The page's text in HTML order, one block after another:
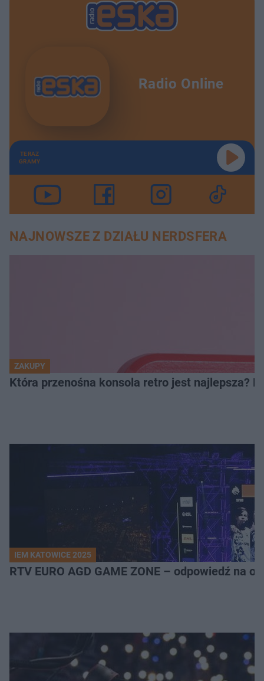
Radio Online
TERAZ
GRAMY
NAJNOWSZE Z DZIAŁU NERDSFERA
ZAKUPY
Która przenośna konsola retro jest najlepsza?
IEM KATOWICE 2025
RTV EURO AGD GAME ZONE – odpowiedź na